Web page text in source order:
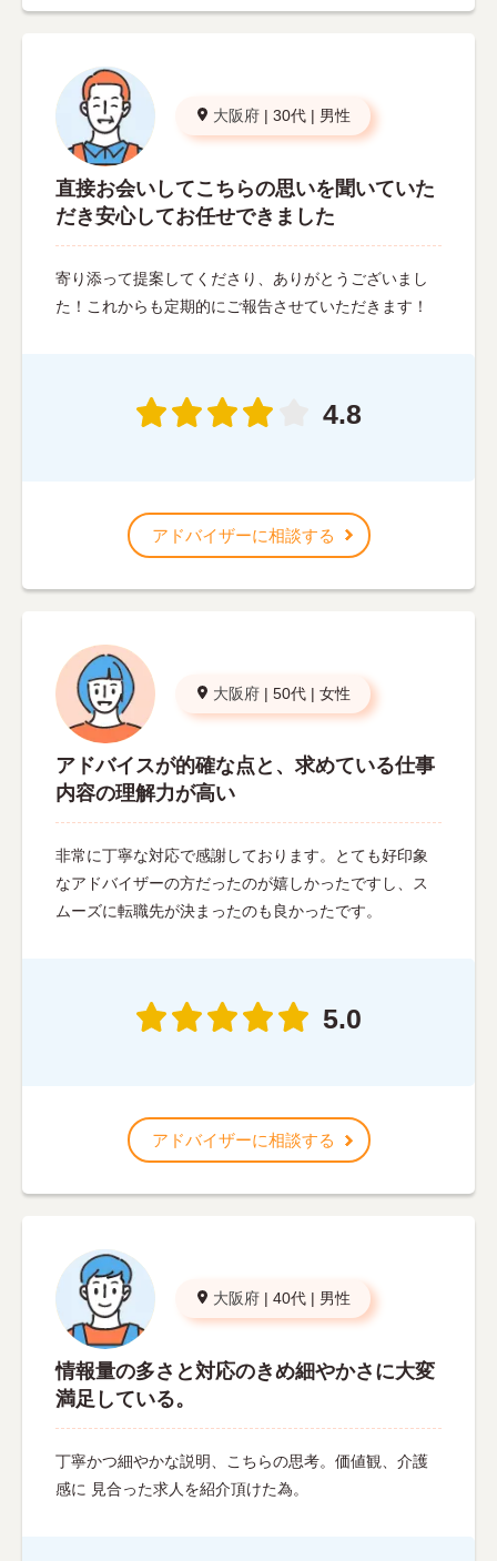
大阪府 | 30代 | 男性
直接お会いしてこちらの思いを聞いていた
だき安心してお任せできました
寄り添って提案してくださり、ありがとうございまし
た！これからも定期的にご報告させていただきます！
4.8
アドバイザーに相談する
大阪府 | 50代 | 女性
アドバイスが的確な点と、求めている仕事
内容の理解力が高い
非常に丁寧な対応で感謝しております。とても好印象
なアドバイザーの方だったのが嬉しかったですし、ス
ムーズに転職先が決まったのも良かったです。
5.0
アドバイザーに相談する
大阪府 | 40代 | 男性
情報量の多さと対応のきめ細やかさに大変
満足している。
丁寧かつ細やかな説明、こちらの思考。価値観、介護
感に 見合った求人を紹介頂けた為。